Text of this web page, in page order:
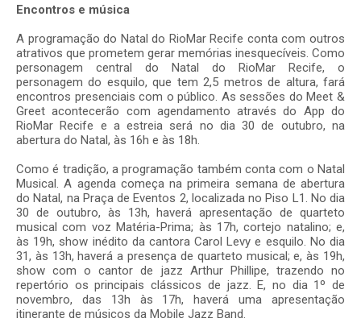
Encontros e música
A programação do Natal do RioMar Recife conta com outros
atrativos que prometem gerar memórias inesquecíveis. Como
personagem central do Natal do RioMar Recife, o
personagem do esquilo, que tem 2,5 metros de altura, fará
encontros presenciais com o público. As sessões do Meet &
Greet acontecerão com agendamento através do App do
RioMar Recife e a estreia será no dia 30 de outubro, na
abertura do Natal, às 16h e às 18h.
Como é tradição, a programação também conta com o Natal
Musical. A agenda começa na primeira semana de abertura
do Natal, na Praça de Eventos 2, localizada no Piso L1. No dia
30 de outubro, às 13h, haverá apresentação de quarteto
musical com voz Matéria-Prima; às 17h, cortejo natalino; e,
às 19h, show inédito da cantora Carol Levy e esquilo. No dia
31, às 13h, haverá a presença de quarteto musical; e, às 19h,
show com o cantor de jazz Arthur Phillipe, trazendo no
repertório os principais clássicos de jazz. E, no dia 1º de
novembro, das 13h às 17h, haverá uma apresentação
itinerante de músicos da Mobile Jazz Band.